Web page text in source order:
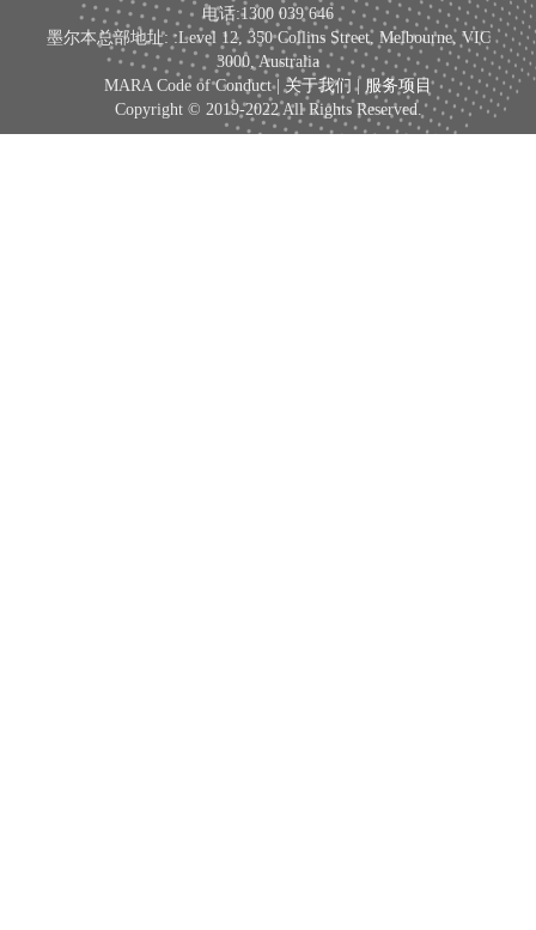
电话:1300 039 646
墨尔本总部地址: :Level 12, 350 Collins Street, Melbourne, VIC
3000, Australia
MARA Code of Conduct |关于我们 | 服务项目
Copyright © 2019-2022 All Rights Reserved.